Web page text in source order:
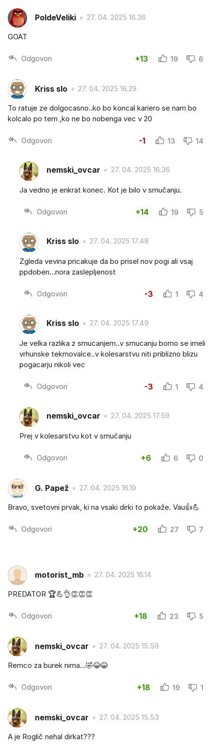
PoldeVeliki 27. 04. 2025 16.36
GOAT
Odgovori +13 19 6
Kriss slo 27. 04. 2025 16.29
To ratuje ze dolgocasno..ko bo koncal kariero se nam bo
kolcalo po tem ,ko ne bo nobenga vec v 20
Odgovori -1 13 14
nemski_ovcar 27. 04. 2025 16.36
Ja vedno je enkrat konec. Kot je bilo v smučanju.
Odgovori +14 19 5
Kriss slo 27. 04. 2025 17.48
Zgleda vevina pricakuje da bo prisel nov pogi ali vsaj
ppdoben...nora zaslepljenost
Odgovori -3 1 4
Kriss slo 27. 04. 2025 17.49
Je velka razlika z smucanjem..v smucanju bomo se imeli
vrhunske tekmovalce..v kolesarstvu niti priblizno blizu
pogacarju nikoli vec
Odgovori -3 1 4
nemski_ovcar 27. 04. 2025 17.59
Prej v kolesarstvu kot v smučanju
Odgovori +6 6 0
G. Papež 27. 04. 2025 16.19
Bravo, svetovni prvak, ki na vsaki dirki to pokaže. Vau👍💪
Odgovori +20 27 7
motorist_mb 27. 04. 2025 16.14
PREDATOR 🏆💪👌👏👏👏
Odgovori +18 23 5
nemski_ovcar 27. 04. 2025 15.59
Remco za burek nima...🤣😂😂
Odgovori +18 19 1
nemski_ovcar 27. 04. 2025 15.53
A je Roglič nehal dirkat???